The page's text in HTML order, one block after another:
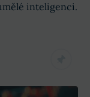
inteligenci.